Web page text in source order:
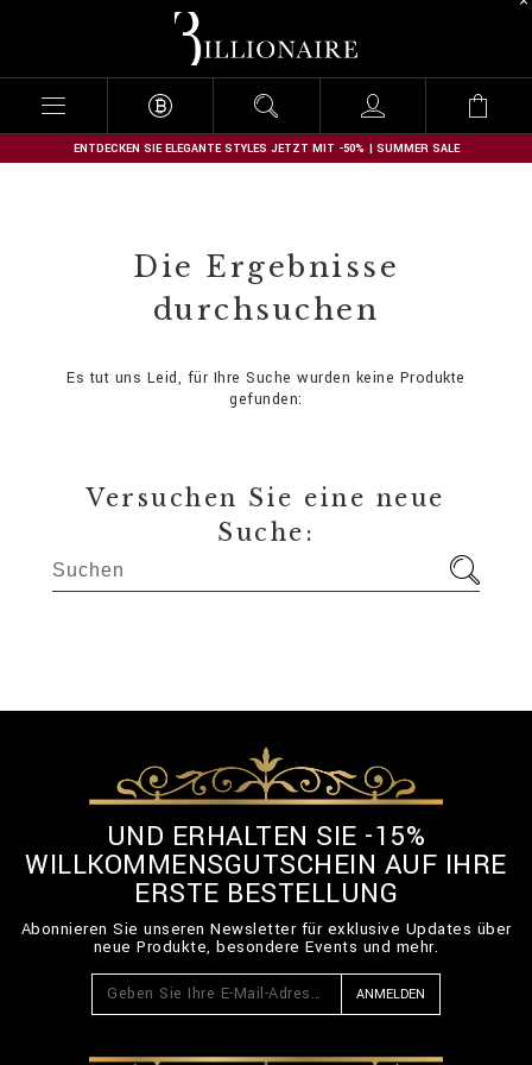
l
l
o
n
ENTDECKEN SIE ELEGANTE STYLES JETZT MIT -50% | SUMMER SALE
Die Ergebnisse
durchsuchen
Es tut uns Leid, für Ihre Suche wurden keine Produkte
gefunden:
Versuchen Sie eine neue
Suche:
UND ERHALTEN SIE -15%
WILLKOMMENSGUTSCHEIN AUF IHRE
ERSTE BESTELLUNG
Abonnieren Sie unseren Newsletter für exklusive Updates über
neue Produkte, besondere Events und mehr.
ANMELDEN